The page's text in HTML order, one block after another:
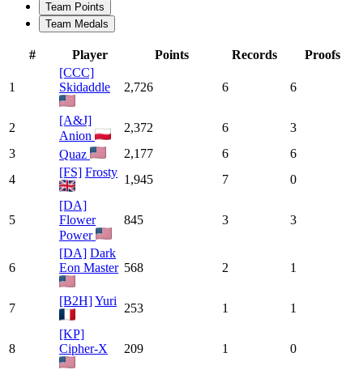
Team Points
Team Medals
# Player Points Records Proofs
1
[CCC]
Skidaddle
2,726 6 6
2
[A&J]
Anion
2,372 6
3
3
Quaz 2,177 6
6
4
[FS] Frosty
1,945 7 0
5
[DA]
Flower
Power
845 3 3
6
[DA] Dark
Eon Master 568 2 1
7
[B2H]Yuri
253 1 1
8
[KP]
Cipher-X
209 1 0